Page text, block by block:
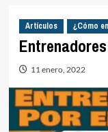
Artículos ¿Cómo
11 enero, 2022